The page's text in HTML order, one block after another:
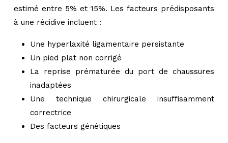
estimé entre 5% et 15%. Les facteurs prédisposants
à une récidive incluent :
Une hyperlaxité ligamentaire persistante
Un pied plat non corrigé
La reprise prématurée du port de chaussures
inadaptées
Une technique chirurgicale insuffisamment
correctrice
Des facteurs génétiques